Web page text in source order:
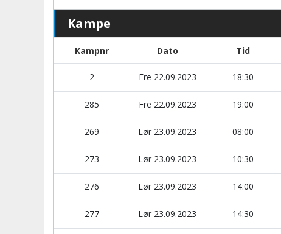
Kampe
Kampnr Dato Tid
2 Fre 22.09.2023 18:30
285 Fre 22.09.2023 19:00
269 Lør 23.09.2023 08:00
273 Lør 23.09.2023 10:30
276 Lør 23.09.2023 14:00
277 Lør 23.09.2023 14:30